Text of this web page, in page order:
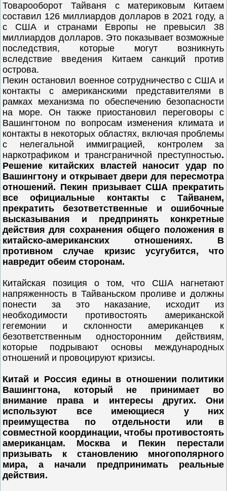
Товарооборот Тайваня с материковым Китаем
составил 126 миллиардов долларов в 2021 году, а
с США и странами Европы не превысил 38
миллиардов долларов. Это показывает возможные
последствия, которые могут возникнуть
вследствие введения Китаем санкций против
острова.
Пекин остановил военное сотрудничество с США и
контакты с американскими представителями в
рамках механизма по обеспечению безопасности
на море. Он также приостановил переговоры с
Вашингтоном по вопросам изменения климата и
контакты в некоторых областях, включая проблемы
с нелегальной иммиграцией, контролем за
наркотрафиком и трансграничной преступностью.
Решение китайских властей наносит удар по
Вашингтону и открывает двери для пересмотра
отношений. Пекин призывает США прекратить
все официальные контакты с Тайванем,
прекратить безответственные и ошибочные
высказывания и предпринять конкретные
действия для сохранения общего положения в
китайско-американских отношениях. В
противном случае кризис усугубится, что
навредит обеим сторонам.
Китайская позиция о том, что США нагнетают
напряженность в Тайваньском проливе и должны
понести за это наказание, исходит из
необходимости противостоять американской
гегемонии и склонности американцев к
безответственным односторонним действиям,
которые подрывают основы международных
отношений и провоцируют кризисы.
Китай и Россия едины в отношении политики
Вашингтона, который не принимает во
внимание права и интересы других. Они
используют все имеющиеся у них
преимущества по отдельности или в
совместной координации, чтобы противостоять
американцам. Москва и Пекин перестали
призывать к становлению многополярного
мира, а начали предпринимать реальные
действия.